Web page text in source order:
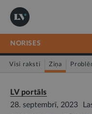
NORISES
Visi raksti Ziņa
LV portāls
28. septembrī, 2023